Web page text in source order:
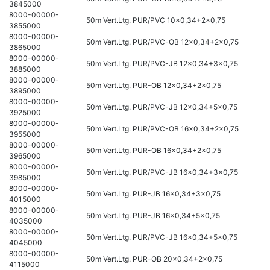
3845000
8000-00000-
3855000
50m Vert.Ltg. PUR/PVC 10x0,34+2x0,75
8000-00000-
3865000
50m Vert.Ltg. PUR/PVC-OB 12x0,34+2x0,75
8000-00000-
3885000
50m Vert.Ltg. PUR/PVC-JB 12x0,34+3x0,75
8000-00000-
3895000
50m Vert.Ltg. PUR-OB 12x0,34+2x0,75
8000-00000-
3925000
50m Vert.Ltg. PUR/PVC-JB 12x0,34+5x0,75
8000-00000-
3955000
50m Vert.Ltg. PUR/PVC-OB 16x0,34+2x0,75
8000-00000-
3965000
50m Vert.Ltg. PUR-OB 16x0,34+2x0,75
8000-00000-
3985000
50m Vert.Ltg. PUR/PVC-JB 16x0,34+3x0,75
8000-00000-
4015000
50m Vert.Ltg. PUR-JB 16x0,34+3x0,75
8000-00000-
4035000
50m Vert.Ltg. PUR-JB 16x0,34+5x0,75
8000-00000-
4045000
50m Vert.Ltg. PUR/PVC-JB 16x0,34+5x0,75
8000-00000-
4115000
50m Vert.Ltg. PUR-OB 20x0,34+2x0,75